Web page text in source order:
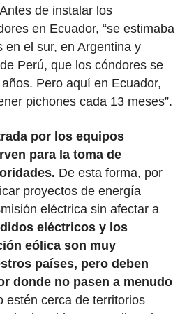
de instalar los
en Ecuador, “se estimaba
en el sur, en Argentina y
Perú, que los cóndores se
Pero aquí en Ecuador,
pichones cada 13 meses”.
por los equipos
para la toma de
De esta forma, por
proyectos de energía
eléctrica sin afectar a
eléctricos y los
eólica son muy
países, pero deben
donde no pasen a menudo
estén cerca de territorios